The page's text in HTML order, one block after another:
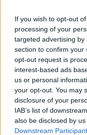
If you wish to opt-out
processing of your
targeted advertising
section to confirm your
opt-out request is
interest-based ads
us or personal
your opt-out. You may
disclosure of your
IAB’s list of
also be disclosed by
Downstream
O
R A
R
R
A R
O
A
R R O
Palabras extra:
O
R
A
R
O Z A
R
O Z
A